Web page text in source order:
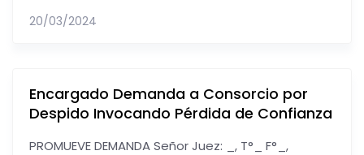
20/03/2024
Encargado Demanda a Consorcio por
Despido Invocando Pérdida de Confianza
PROMUEVE DEMANDA Señor Juez: _, T°_ F°_,